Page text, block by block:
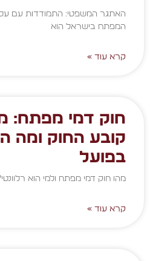
האתגר המשפטי: התמודדות עם
המפתח בישראל הוא
קרא עוד »
חוק דמי מפתח:
קובע החוק ומה
בפועל
מהו חוק דמי מפתח ולמי הוא
קרא עוד »